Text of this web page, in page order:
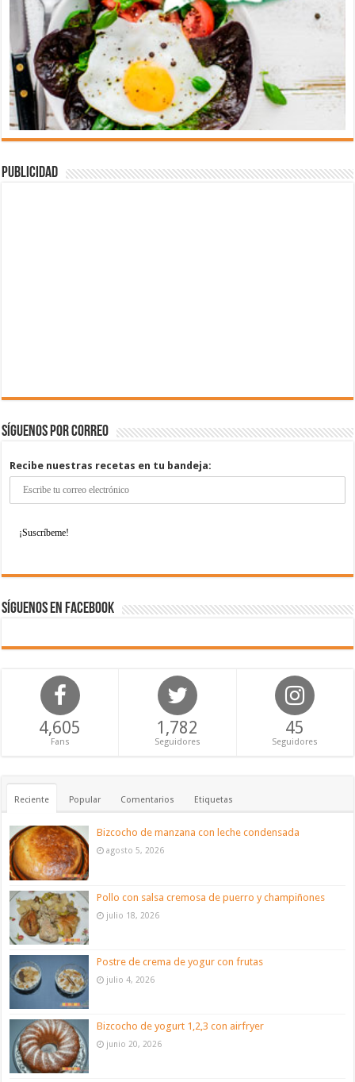
Publicidad
Síguenos por correo
Recibe nuestras recetas en tu bandeja:
Síguenos en Facebook
4,605
Fans
1,782
Seguidores
45
Seguidores
Reciente Popular Comentarios Etiquetas
Bizcocho de manzana con leche condensada
agosto 5, 2026
Pollo con salsa cremosa de puerro y champiñones
julio 18, 2026
Postre de crema de yogur con frutas
julio 4, 2026
Bizcocho de yogurt 1,2,3 con airfryer
junio 20, 2026